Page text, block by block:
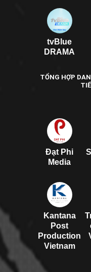
tvBlue
DRAMA
TỔNG HỢP
Đạt Phi
Media
Kantana
Post
Production
Vietnam